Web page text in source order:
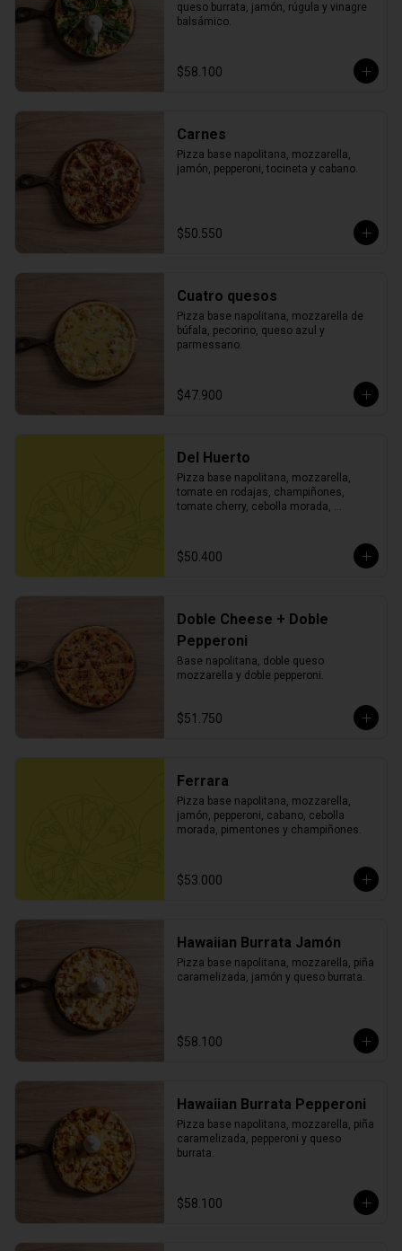
queso burrata, jamón, rúgula y vinagre
balsámico.
$58.100
Carnes
Pizza base napolitana, mozzarella,
jamón, pepperoni, tocineta y cabano.
$50.550
Cuatro quesos
Pizza base napolitana, mozzarella de
búfala, pecorino, queso azul y
parmessano.
$47.900
Del Huerto
Pizza base napolitana, mozzarella,
tomate en rodajas, champiñones,
tomate cherry, cebolla morada,
$50.400
Doble Cheese + Doble
Pepperoni
Base napolitana, doble queso
mozzarella y doble pepperoni.
$51.750
Ferrara
Pizza base napolitana, mozzarella,
jamón, pepperoni, cabano, cebolla
morada, pimentones y champiñones.
$53.000
Hawaiian Burrata Jamón
Pizza base napolitana, mozzarella, piña
caramelizada, jamón y queso burrata.
$58.100
Hawaiian Burrata Pepperoni
Pizza base napolitana, mozzarella, piña
caramelizada, pepperoni y queso
burrata.
$58.100